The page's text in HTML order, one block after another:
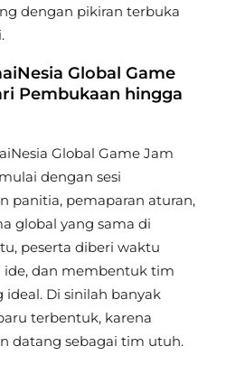
dengan pikiran terbuka
Global Game
Pembukaan hingga
Global Game Jam
dengan sesi
panitia, pemaparan aturan,
global yang sama di
peserta diberi waktu
ide, dan membentuk tim
Di sinilah banyak
terbentuk, karena
datang sebagai tim utuh.